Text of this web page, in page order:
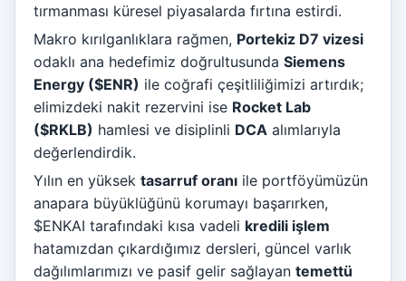
tırmanması küresel piyasalarda fırtına estirdi.
Makro kırılganlıklara rağmen, Portekiz D7 vizesi
odaklı ana hedefimiz doğrultusunda Siemens
Energy ($ENR) ile coğrafi çeşitliliğimizi artırdık;
elimizdeki nakit rezervini ise Rocket Lab
($RKLB) hamlesi ve disiplinli DCA alımlarıyla
değerlendirdik.
Yılın en yüksek tasarruf oranı ile portföyümüzün
anapara büyüklüğünü korumayı başarırken,
$ENKAI tarafındaki kısa vadeli kredili işlem
hatamızdan çıkardığımız dersleri, güncel varlık
dağılımlarımızı ve pasif gelir sağlayan temettü